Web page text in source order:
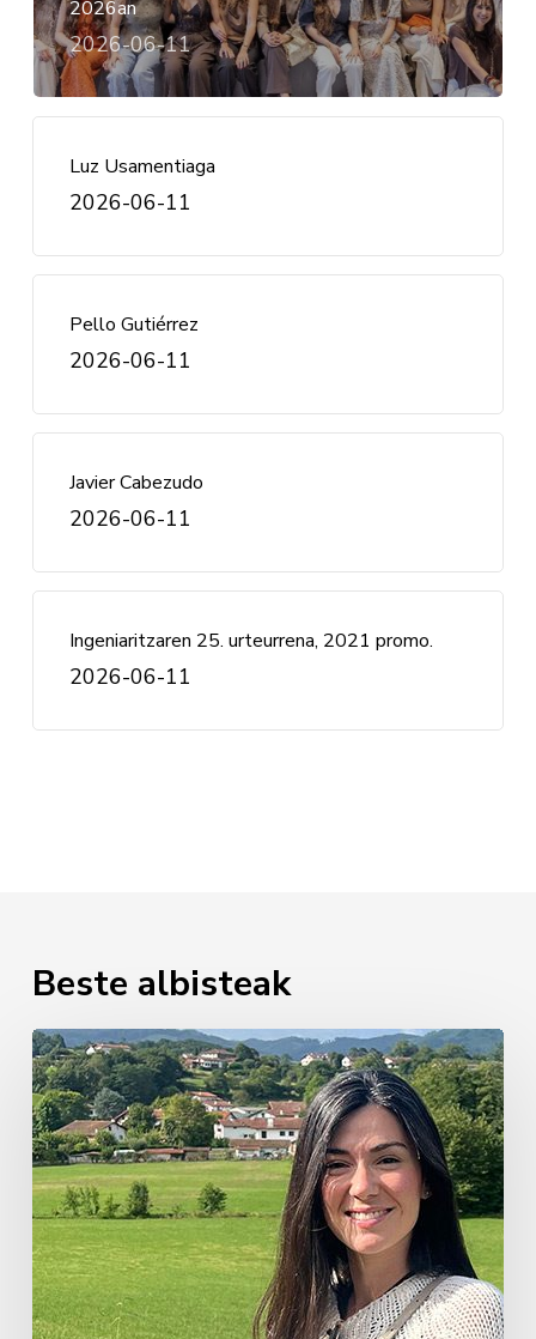
2026an
2026-06-11
Luz Usamentiaga
2026-06-11
Pello Gutiérrez
2026-06-11
Javier Cabezudo
2026-06-11
Ingeniaritzaren 25. urteurrena, 2021 promo.
2026-06-11
Beste albisteak
Miren
Mendiluce
Elizalde